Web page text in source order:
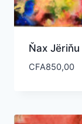
Ňax
CFA850,00